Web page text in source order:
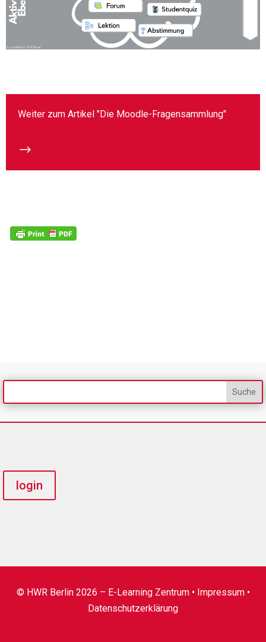
Weiter zum Artikel "Die Moodle-Fragensammlung"
$
login
© HWR Berlin 2026 – E-Learning Zentrum • Impressum•
Datenschutzerklärung